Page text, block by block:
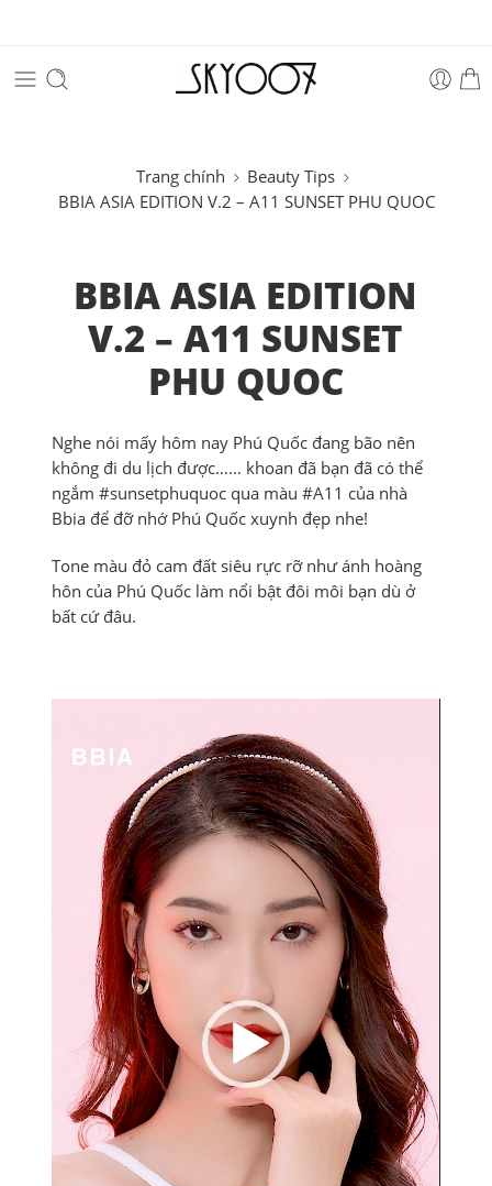
Trang chính
Beauty Tips
BBIA ASIA EDITION V.2 – A11 SUNSET PHU QUOC
BBIA ASIA EDITION
V.2 – A11 SUNSET
PHU QUOC
Nghe nói mấy hôm nay Phú Quốc đang bão nên
không đi du lịch được…… khoan đã bạn đã có thể
ngắm #sunsetphuquoc qua màu #A11 của nhà
Bbia để đỡ nhớ Phú Quốc xuynh đẹp nhe!
Tone màu đỏ cam đất siêu rực rỡ như ánh hoàng
hôn của Phú Quốc làm nổi bật đôi môi bạn dù ở
bất cứ đâu.
Video